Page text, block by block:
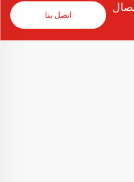
اتصل بنا